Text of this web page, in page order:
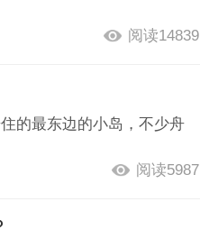
阅读14839
的最东边的小岛，不少舟
阅读5987